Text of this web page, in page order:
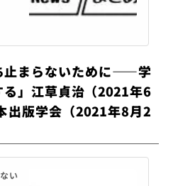
け
ー
動
ン
ガ
択
止まらないために――学
」江草貞治（2021年6
出版学会（2021年8月2
い